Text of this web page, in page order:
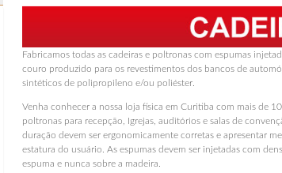
Cadeiras Diretor / Presidente
Cadeiras Secretária / Executiva /
Gerente
Cadeiras Caixa
Cadeiras Gamer
Fabricamos todas as cadeiras e poltronas com espumas
couro produzido para os revestimentos dos bancos de
sintéticos de polipropileno e/ou poliéster.
Venha conhecer a nossa loja física em Curitiba com mais de
poltronas para recepção, Igrejas, auditórios e salas de
duração devem ser ergonomicamente corretas e apresentar
estatura do usuário. As espumas devem ser injetadas com
espuma e nunca sobre a madeira.